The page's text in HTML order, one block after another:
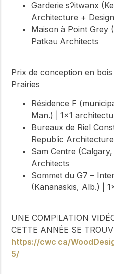
Garderie sʔitwənx
Architecture + Design
Maison à Point Grey
Patkau Architects
Prix de conception en
Prairies
Résidence F
Man.) | 1x1
Bureaux de Riel
Republic
Sam Centre
Architects
Sommet du G7 –
(Kananaskis, Alb.) |
UNE COMPILATION
CETTE ANNÉE SE
https://cwc.ca/
5/